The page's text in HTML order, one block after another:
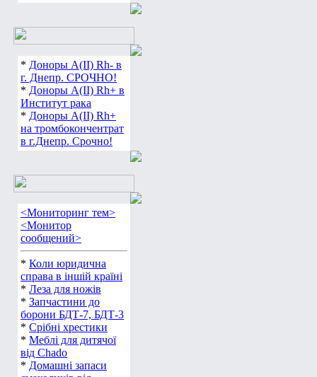
* Доноры А(ІІ) Rh- в
г. Днепр. СРОЧНО!
* Доноры А(ІІ) Rh+ в
Институт рака
* Доноры А(ІІ) Rh+
на тромбокончентрат
в г.Днепр. Срочно!
<Мониторинг тем>
<Монитор
сообщений>
* Коли юридична
справа в іншій країні
* Леза для ножів
* Запчастини до
борони БДТ-7, БДТ-3
* Срібні хрестики
* Меблі для дитячої
від Chado
* Домашні запаси